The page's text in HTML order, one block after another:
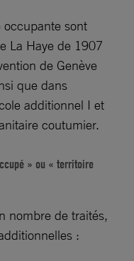
occupante sont
La Haye de 1907
de Genève
que dans
additionnel I et
coutumier.
» ou « territoire
nombre de traités,
: